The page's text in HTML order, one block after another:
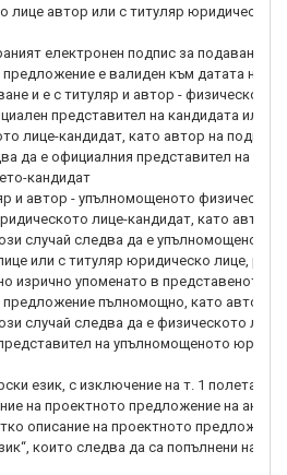
лице автор или с титуляр
електронен подпис за подаване на
е валиден към датата на
и е с титуляр и автор - физическото
представител на кандидата или с
лице-кандидат, като автор на подписа
да е официалния представител на
кандидат
и автор - упълномощеното физическо
лице-кандидат, като автор
случай следва да е упълномощеното
или с титуляр юридическо лице,
изрично упоменато в представеното
пълномощно, като автор на
случай следва да е физическото лице-
на упълномощеното
език, с изключение на т. 1 полета
на проектното предложение на
описание на проектното
които следва да са попълнени на